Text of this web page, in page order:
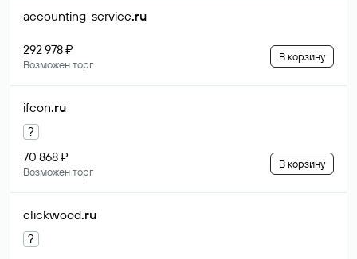
accounting-service.ru
292 978 ₽
Возможен торг
В корзину
ifcon.ru
?
70 868 ₽
Возможен торг
В корзину
clickwood.ru
?